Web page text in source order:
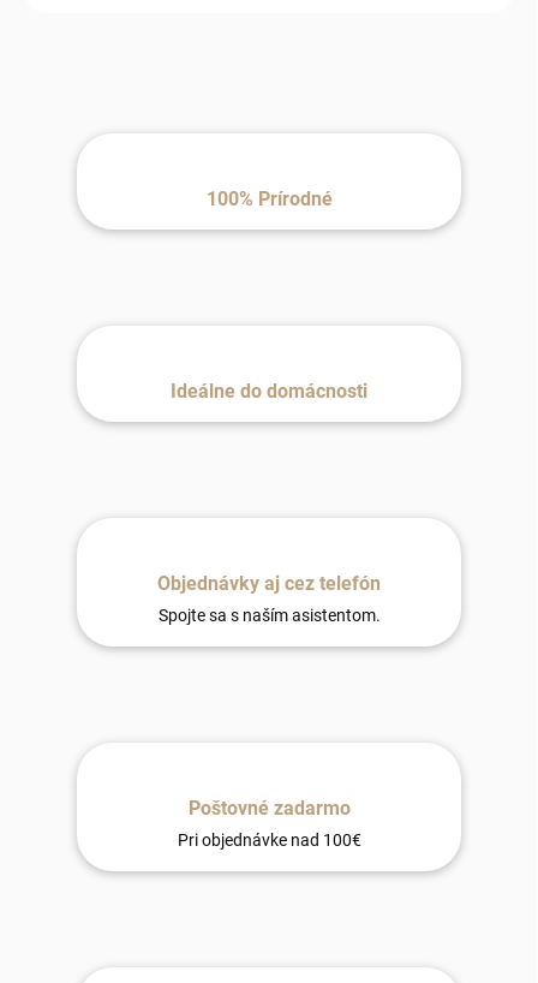
100% Prírodné
Ideálne do domácnosti
Objednávky aj cez telefón
Spojte sa s naším asistentom.
Poštovné zadarmo
Pri objednávke nad 100€